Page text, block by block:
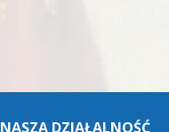
NASZA DZIAŁALNOŚĆ